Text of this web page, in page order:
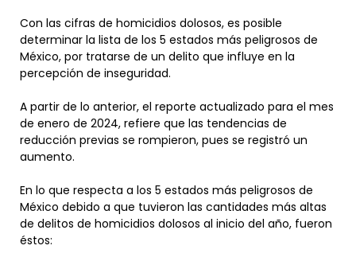
Con las cifras de homicidios dolosos, es posible
determinar la lista de los 5 estados más peligrosos de
México, por tratarse de un delito que influye en la
percepción de inseguridad.
A partir de lo anterior, el reporte actualizado para el mes
de enero de 2024, refiere que las tendencias de
reducción previas se rompieron, pues se registró un
aumento.
En lo que respecta a los 5 estados más peligrosos de
México debido a que tuvieron las cantidades más altas
de delitos de homicidios dolosos al inicio del año, fueron
éstos: